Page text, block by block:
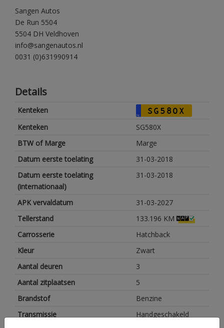
Sangen Autos
De Run 5504
5504 DH Veldhoven
info@sangenautos.nl
0031 (0)631990914
Details
Kenteken
NL SG580X
Kenteken
SG580X
BTW of Marge
Marge
Datum eerste toelating
31-03-2018
Datum eerste toelating
(internationaal)
31-03-2018
APK vervaldatum
31-03-2027
Tellerstand
133.196 KM
Carrosserie
Hatchback
Kleur
Zwart
Aantal deuren
3
Aantal zitplaatsen
5
Brandstof
Benzine
Transmissie
Handgeschakeld